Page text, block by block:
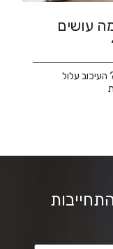
לא נותן טופס 161: מה עושים
לא הגיע? העיכוב עלול